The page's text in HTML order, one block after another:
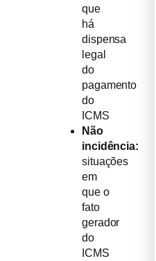
que
há
dispensa
legal
do
pagamento
do
ICMS
Não
incidência:
situações
em
que o
fato
gerador
do
ICMS